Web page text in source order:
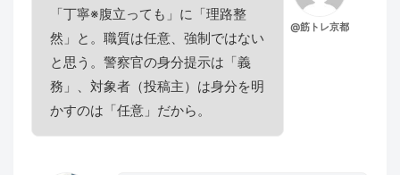
@筋トレ京都
「丁寧※腹立っても」に「理路整
然」と。職質は任意、強制ではない
と思う。警察官の身分提示は「義
務」、対象者（投稿主）は身分を明
かすのは「任意」だから。